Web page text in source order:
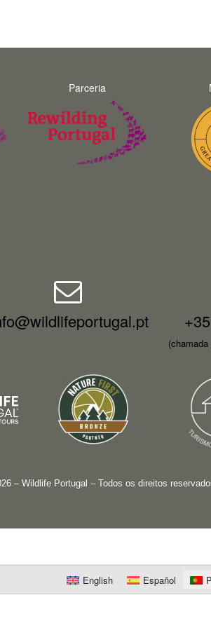
Parceria
– Wildlife Portugal – Todos os direitos
English Español